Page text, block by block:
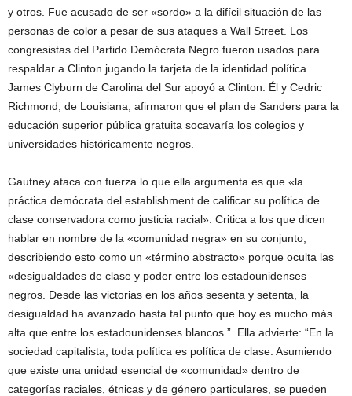
y otros. Fue acusado de ser «sordo» a la difícil situación de las
personas de color a pesar de sus ataques a Wall Street. Los
congresistas del Partido Demócrata Negro fueron usados ​​para
respaldar a Clinton jugando la tarjeta de la identidad política.
James Clyburn de Carolina del Sur apoyó a Clinton. Él y Cedric
Richmond, de Louisiana, afirmaron que el plan de Sanders para la
educación superior pública gratuita socavaría los colegios y
universidades históricamente negros.
Gautney ataca con fuerza lo que ella argumenta es que «la
práctica demócrata del establishment de calificar su política de
clase conservadora como justicia racial». Critica a los que dicen
hablar en nombre de la «comunidad negra» en su conjunto,
describiendo esto como un «término abstracto» porque oculta las
«desigualdades de clase y poder entre los estadounidenses
negros. Desde las victorias en los años sesenta y setenta, la
desigualdad ha avanzado hasta tal punto que hoy es mucho más
alta que entre los estadounidenses blancos ”. Ella advierte: “En la
sociedad capitalista, toda política es política de clase. Asumiendo
que existe una unidad esencial de «comunidad» dentro de
categorías raciales, étnicas y de género particulares, se pueden